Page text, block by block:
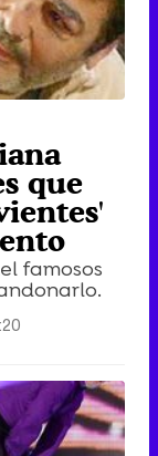
que
famosos